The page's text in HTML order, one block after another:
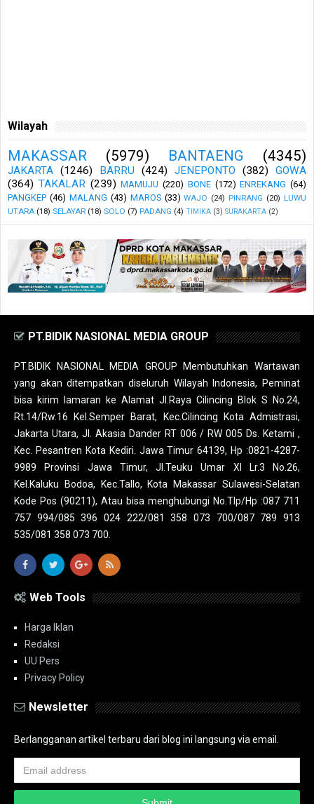
Wilayah
MAKASSAR (5979) BANTAENG (4345)
JAKARTA (1246) BARRU (424) JENEPONTO (382)
GOWA
(364) TAKALAR (239) MAMUJU (220) BONE (172) ENREKANG (64)
PANGKEP (46) MALANG (43) MAROS (33) WAJO (24) PINRANG (20) LUWU
UTARA (18) SELAYAR (18) SOLO (7) PADANG (4) TIMIKA (3) SURAKARTA (2)
PT.BIDIK NASIONAL MEDIA GROUP
PT.BIDIK NASIONAL MEDIA GROUP Membutuhkan Wartawan
yang akan ditempatkan diseluruh Wilayah Indonesia, Peminat
bisa kirim lamaran ke Alamat Jl.Raya Cilincing Blok S No.24,
Rt.14/Rw.16 Kel.Semper Barat, Kec.Cilincing Kota Admistrasi,
Jakarta Utara, Jl. Akasia Dander RT 006 / RW 005 Ds. Ketami ,
Kec. Pesantren Kota Kediri. Jawa Timur 64139, Hp :0821-4287-
9989 Provinsi Jawa Timur, Jl.Teuku Umar XI Lr.3 No.26,
Kel.Kaluku Bodoa, Kec.Tallo, Kota Makassar Sulawesi-Selatan
Kode Pos (90211), Atau bisa menghubungi No.Tlp/Hp :087 711
757 994/085 396 024 222/081 358 073 700/087 789 913
535/081 358 073 700.
Web Tools
Harga Iklan
Redaksi
UU Pers
Privacy Policy
Newsletter
Berlangganan artikel terbaru dari blog ini langsung via email.